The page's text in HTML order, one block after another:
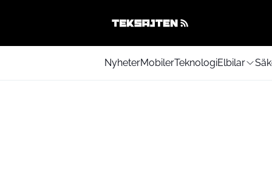
NyheterMobilerTeknologiElbilar